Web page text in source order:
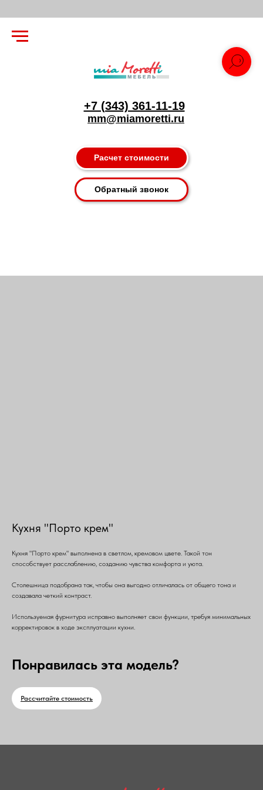
+7 (343) 361-11-19
mm@miamoretti.ru
Расчет стоимости
Обратный звонок
Кухня "Порто крем"
Кухня "Порто крем" выполнена в светлом, кремовом цвете. Такой тон
способствует расслаблению, созданию чувства комфорта и уюта.
Столешница подобрана так, чтобы она выгодно отличалась от общего тона и
создавала четкий контраст.
Используемая фурнитура исправно выполняет свои функции, требуя минимальных
корректировок в ходе эксплуатации кухни.
Понравилась эта модель?
Рассчитайте стоимость